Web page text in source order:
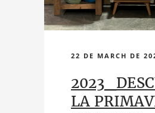
22 DE MARCH DE
LA